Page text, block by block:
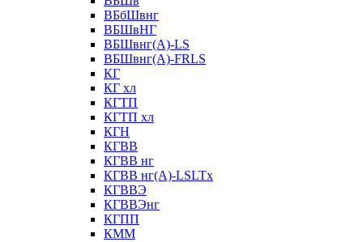
ВБбШвнг
ВБШвНГ
ВБШвнг(А)-LS
ВБШвнг(А)-FRLS
КГ
КГ хл
КГТП
КГТП хл
КГН
КГВВ
КГВВ нг
КГВВ нг(А)-LSLTx
КГВВЭ
КГВВЭнг
КГПП
КММ